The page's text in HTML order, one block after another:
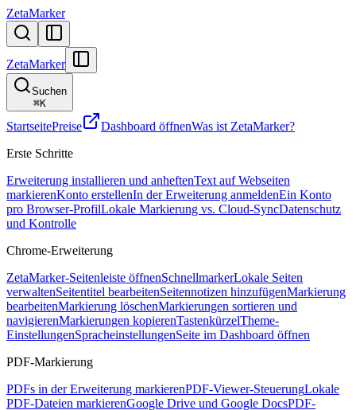
ZetaMarker
ZetaMarker
Suchen
⌘K
StartseitePreise Dashboard öffnenWas ist ZetaMarker?
Erste Schritte
Erweiterung installieren und anheftenText auf Webseiten
markierenKonto erstellenIn der Erweiterung anmeldenEin Konto
pro Browser-ProfilLokale Markierung vs. Cloud-SyncDatenschutz
und Kontrolle
Chrome-Erweiterung
ZetaMarker-Seitenleiste öffnenSchnellmarkerLokale Seiten
verwaltenSeitentitel bearbeitenSeitennotizen hinzufügenMarkierung
bearbeitenMarkierung löschenMarkierungen sortieren und
navigierenMarkierungen kopierenTastenkürzelTheme-
EinstellungenSpracheinstellungenSeite im Dashboard öffnen
PDF-Markierung
PDFs in der Erweiterung markierenPDF-Viewer-SteuerungLokale
PDF-Dateien markierenGoogle Drive und Google DocsPDF-